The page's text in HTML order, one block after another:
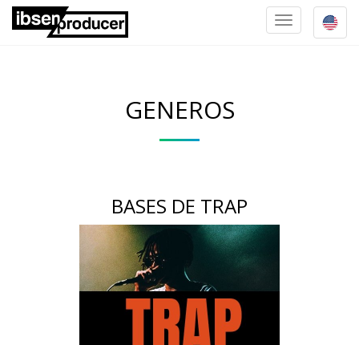
TOGGLE
NAVIGATION
GENEROS
BASES DE TRAP